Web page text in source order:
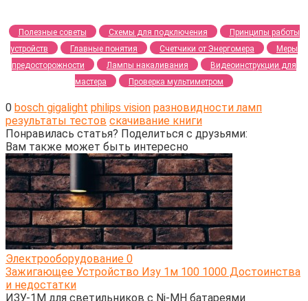
Полезные советы Схемы для подключения
Принципы работы
устройств
Главные понятия Счетчики от Энергомера
Меры
предосторожности
Лампы накаливания
Видеоинструкции для
мастера
Проверка мультиметром
0 bosch gigalight philips vision разновидности ламп
результаты тестов скачивание книги
Понравилась статья? Поделиться с друзьями:
Вам также может быть интересно
Электрооборудование 0
Зажигающее Устройство Изу 1м 100 1000 Достоинства
и недостатки
ИЗУ-1М для светильников с Ni-MH батареями